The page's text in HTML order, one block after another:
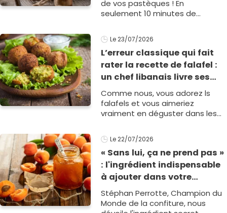
de vos pastèques ! En
seulement 10 minutes de
Thibaut Spiwack vous montre
comment les transformer en dé1
Le 23/07/2026
L’erreur classique qui fait
rater la recette de falafel :
un chef libanais livre ses
conseils et sa recette pour
un résultat parfait !
Comme nous, vous adorez ls
falafels et vous aimeriez
vraiment en déguster dans les
ce chef libanais vous dévoile les
erreurs à ne pas fair1
Le 22/07/2026
« Sans lui, ça ne prend pas »
: l'ingrédient indispensable
à ajouter dans votre
confiture d’abricot selon ce
champion du monde
Stéphan Perrotte, Champion du
Monde de la confiture, nous